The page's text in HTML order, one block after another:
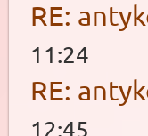
RE:
11:24
RE:
12:45